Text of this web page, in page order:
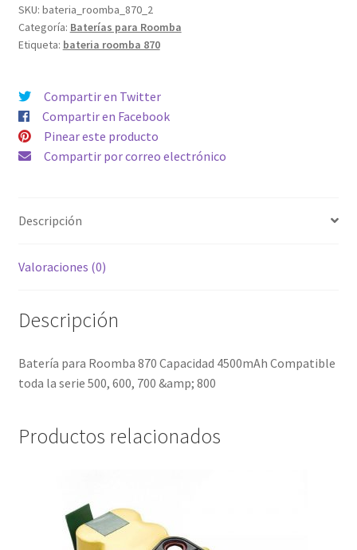
Capacidad
4500mAh
Compatible
la
serie
500,
600,
cantidad
SKU: bateria_roomba_870_2
Categoría: Baterías para Roomba
Etiqueta: bateria roomba 870
Compartir en Twitter
Compartir en Facebook
Pinear este producto
Compartir por correo electrónico
Descripción
Valoraciones (0)
Descripción
Batería para Roomba 870 Capacidad 4500mAh Compatible
toda la serie 500, 600, 700 &amp; 800
Productos relacionados